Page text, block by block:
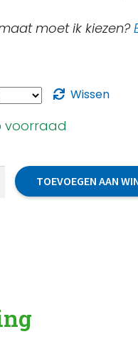
€32,50. €30,00.
moet ik kiezen?
Wissen
voorraad
TOEVOEGEN AAN